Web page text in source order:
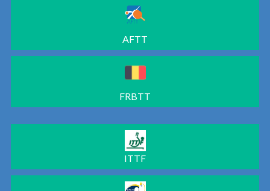
AFTT
FRBTT
ITTF